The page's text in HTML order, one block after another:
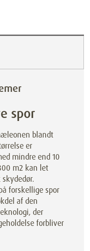
spor
blandt
er
mindre end 10
m2 kan let
forskellige spor
af den
der
forbliver